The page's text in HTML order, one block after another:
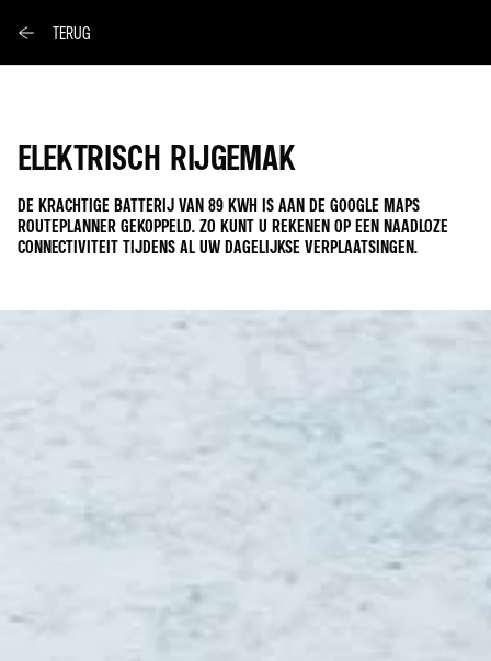
TERUG
ELEKTRISCH RIJGEMAK
DE KRACHTIGE BATTERIJ VAN 89 KWH IS AAN DE GOOGLE MAPS
ROUTEPLANNER GEKOPPELD. ZO KUNT U REKENEN OP EEN NAADLOZE
CONNECTIVITEIT TIJDENS AL UW DAGELIJKSE VERPLAATSINGEN.